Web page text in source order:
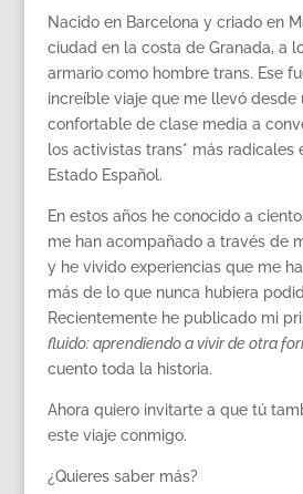
Nacido en Barcelona y criado en
ciudad en la costa de Granada, a
armario como hombre trans. Ese
increíble viaje que me llevó desde
confortable de clase media a
los activistas trans* más radicales
Estado Español.
En estos años he conocido a
me han acompañado a través de
y he vivido experiencias que me
más de lo que nunca hubiera
Recientemente he publicado mi
fluido: aprendiendo a vivir de otra
cuento toda la historia.
Ahora quiero invitarte a que tú
este viaje conmigo.
¿Quieres saber más?